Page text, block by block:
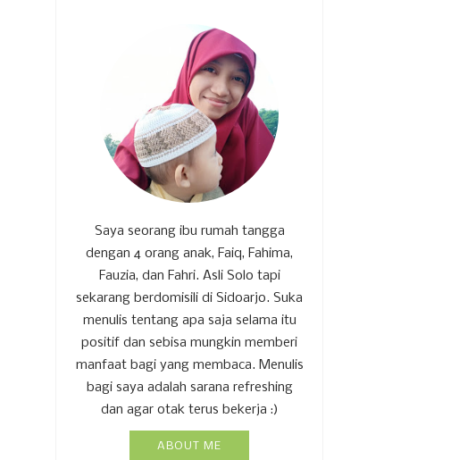
Saya seorang ibu rumah tangga
dengan 4 orang anak, Faiq, Fahima,
Fauzia, dan Fahri. Asli Solo tapi
sekarang berdomisili di Sidoarjo. Suka
menulis tentang apa saja selama itu
positif dan sebisa mungkin memberi
manfaat bagi yang membaca. Menulis
bagi saya adalah sarana refreshing
dan agar otak terus bekerja :)
ABOUT ME